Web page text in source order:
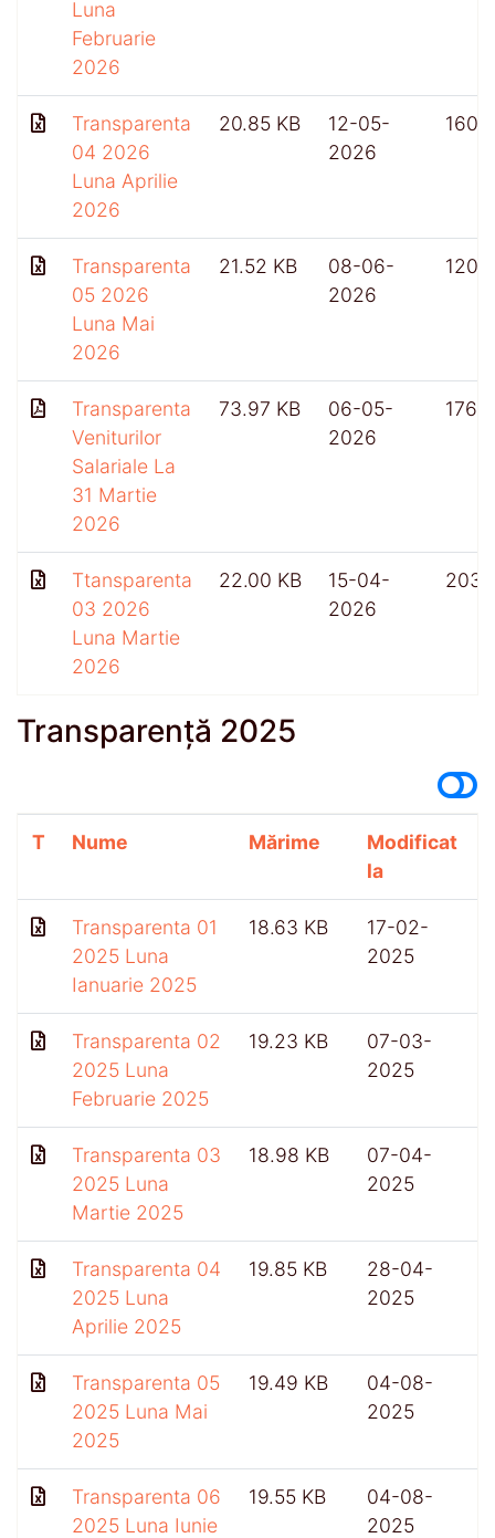
Luna
Februarie
2026
Transparenta
04 2026
Luna Aprilie
2026
20.85 KB
12-05-
2026
160
Transparenta
05 2026
Luna Mai
2026
21.52 KB
08-06-
2026
120
Transparenta
Veniturilor
Salariale La
31 Martie
2026
73.97 KB
06-05-
2026
176
Ttansparenta
03 2026
Luna Martie
2026
22.00 KB
15-04-
2026
203
Transparență 2025
T Nume Mărime
Modificat
la
Transparenta 01
2025 Luna
Ianuarie 2025
18.63 KB
17-02-
2025
Transparenta 02
2025 Luna
Februarie 2025
19.23 KB
07-03-
2025
Transparenta 03
2025 Luna
Martie 2025
18.98 KB
07-04-
2025
Transparenta 04
2025 Luna
Aprilie 2025
19.85 KB
28-04-
2025
Transparenta 05
2025 Luna Mai
2025
19.49 KB
04-08-
2025
Transparenta 06
2025 Luna Iunie
19.55 KB
04-08-
2025